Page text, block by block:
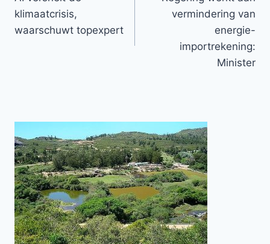
navigatie
klimaatcrisis,
waarschuwt topexpert
vermindering van
energie-
importrekening:
Minister